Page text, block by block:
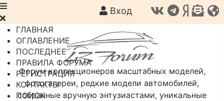
Форум коллекционеров масштабных моделей,
фотогалереи, редкие модели автомобилей,
собранные вручную энтузиастами, уникальные
Вход
ГЛАВНАЯ
ОГЛАВЛЕНИЕ
ПОСЛЕДНЕЕ
ПРАВИЛА ФОРУМА
РЕГИСТРАЦИЯ
КОНТАКТЫ
ПОИСК